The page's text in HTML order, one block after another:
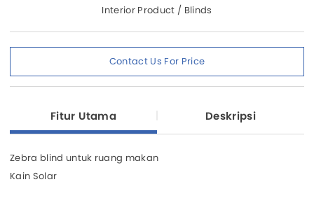
Interior Product / Blinds
Contact Us For Price
Fitur Utama Deskripsi
Zebra blind untuk ruang makan
Kain Solar